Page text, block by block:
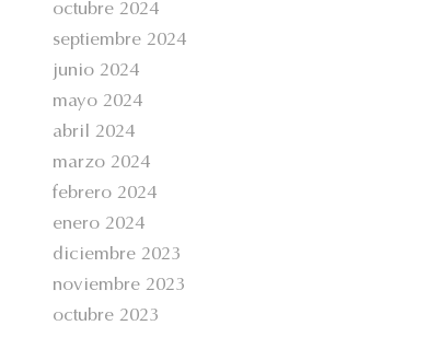
octubre 2024
septiembre 2024
junio 2024
mayo 2024
abril 2024
marzo 2024
febrero 2024
enero 2024
diciembre 2023
noviembre 2023
octubre 2023